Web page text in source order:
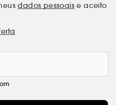
dados pessoais e aceito